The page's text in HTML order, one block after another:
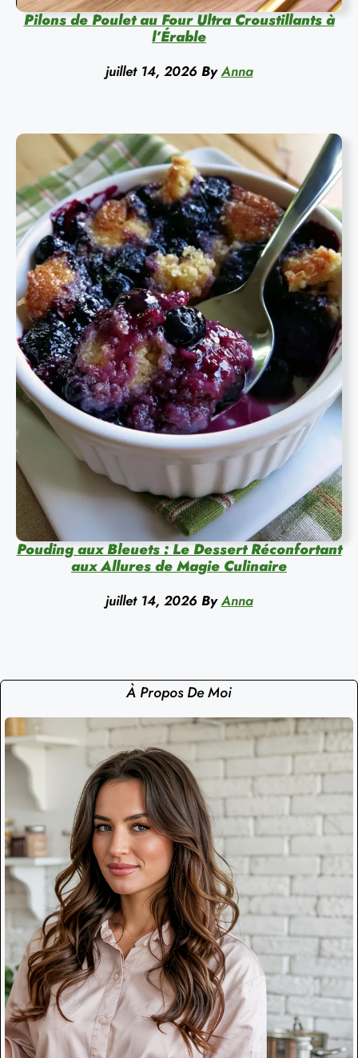
Pilons de Poulet au Four Ultra Croustillants à
l’Érable
juillet 14, 2026 By Anna
Pouding aux Bleuets : Le Dessert Réconfortant
aux Allures de Magie Culinaire
juillet 14, 2026 By Anna
À Propos De Moi